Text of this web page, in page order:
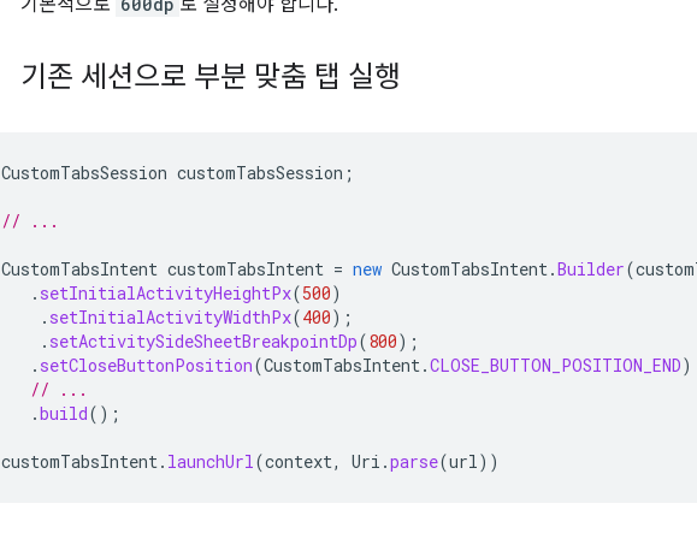
기본적으로 600dp 로 설정해야 합니다.
기존 세션으로 부분 맞춤 탭 실행
CustomTabsSession customTabsSession ;
// ...
CustomTabsIntent customTabsIntent = new CustomTabsIntent.Builder(
. setInitialActivityHeightPx(500)
. setInitialActivityWidthPx(400);
. setActivitySideSheetBreakpointDp(800);
. setCloseButtonPosition(CustomTabsIntent.CLOSE_BUTTON_POSITION_END)
// ...
.build();
customTabsIntent. launchUrl(context, Uri .parse(url))